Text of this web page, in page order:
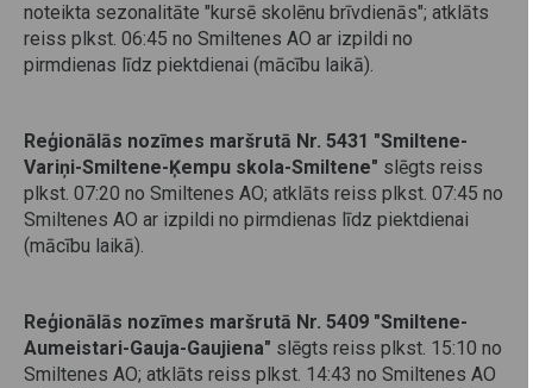
noteikta sezonalitāte "kursē skolēnu brīvdienās"; atklāts
reiss plkst. 06:45 no Smiltenes AO ar izpildi no
pirmdienas līdz piektdienai (mācību laikā).
Reģionālās nozīmes maršrutā Nr. 5431 "Smiltene-
Variņi-Smiltene-Ķempu skola-Smiltene" slēgts reiss
plkst. 07:20 no Smiltenes AO; atklāts reiss plkst. 07:45 no
Smiltenes AO ar izpildi no pirmdienas līdz piektdienai
(mācību laikā).
Reģionālās nozīmes maršrutā Nr. 5409 "Smiltene-
Aumeistari-Gauja-Gaujiena" slēgts reiss plkst. 15:10 no
Smiltenes AO; atklāts reiss plkst. 14:43 no Smiltenes AO